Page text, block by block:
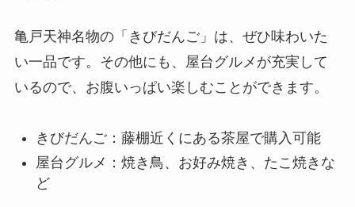
亀戸天神名物の「きびだんご」は、ぜひ味わいた
い一品です。その他にも、屋台グルメが充実して
いるので、お腹いっぱい楽しむことができます。
きびだんご：藤棚近くにある茶屋で購入可能
屋台グルメ：焼き鳥、お好み焼き、たこ焼きな
ど